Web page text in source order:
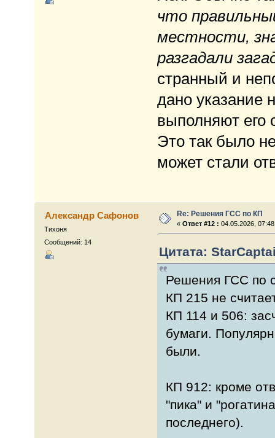
что
местности,
разгадали
странный и
дано указание
выполняют его
Это так было
может стали
Александр Сафонов
Тихоня
Сообщений: 14
Re: Решения ГСС по КП
«Ответ #12 : 04.05.2026,
Цитата:
Решения ГСС по
КП 215 не
КП 114 и 506:
бумаги.
были.
КП 912: кроме
"пика" и
последнего).